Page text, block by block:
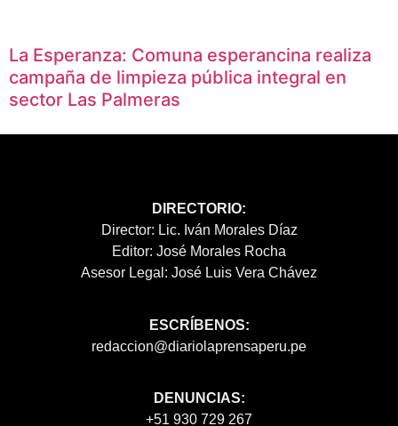
La Esperanza: Comuna esperancina realiza
campaña de limpieza pública integral en
sector Las Palmeras
DIRECTORIO:
Director: Lic. Iván Morales Díaz
Editor: José Morales Rocha
Asesor Legal: José Luis Vera Chávez
ESCRÍBENOS:
redaccion@diariolaprensaperu.pe
DENUNCIAS:
+51 930 729 267